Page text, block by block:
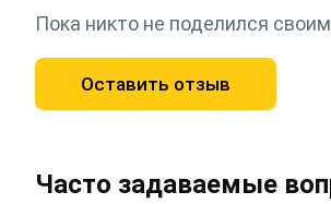
Пока никто не поделился
Оставить отзыв
Часто задаваемые